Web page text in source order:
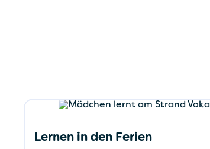
Lernen in den Ferien